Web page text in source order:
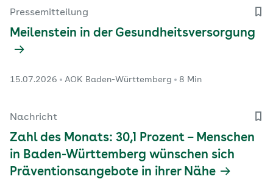
Pressemitteilung
Meilenstein in der Gesundheitsversorgung
15.07.2026 AOK Baden-Württemberg 8 Min
Nachricht
Zahl des Monats: 30,1 Prozent – Menschen
in Baden-Württemberg wünschen sich
Präventionsangebote in ihrer Nähe